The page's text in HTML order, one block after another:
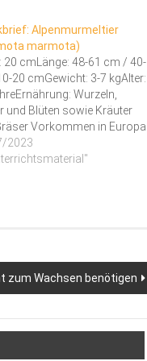
Alpenmurmeltier
marmota)
20 cmLänge: 48-61 cm / 40-
20 cmGewicht: 3-7 kgAlter:
Wurzeln,
und Blüten sowie Kräuter
Vorkommen in Europa
kommen nur in
vor, weil sie durch ihr
2023
zum Wachsen benötigen